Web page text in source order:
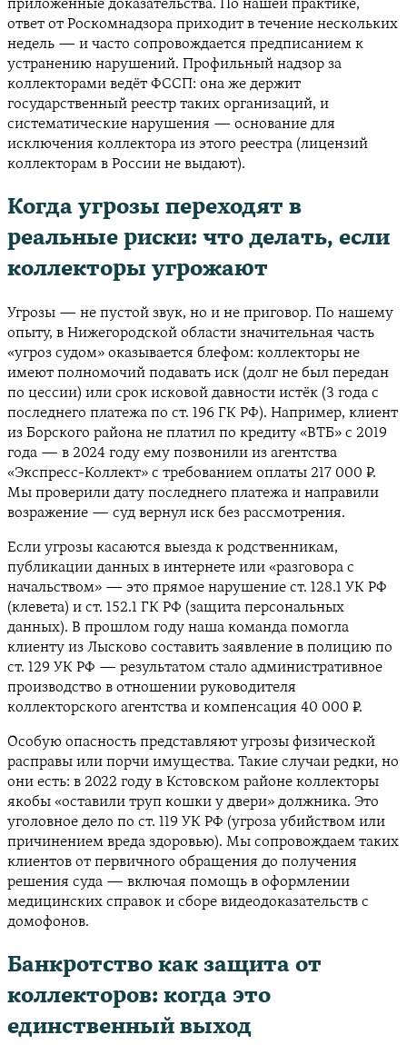
приложенные доказательства. По нашей практике,
ответ от Роскомнадзора приходит в течение нескольких
недель — и часто сопровождается предписанием к
устранению нарушений. Профильный надзор за
коллекторами ведёт ФССП: она же держит
государственный реестр таких организаций, и
систематические нарушения — основание для
исключения коллектора из этого реестра (лицензий
коллекторам в России не выдают).
Когда угрозы переходят в
реальные риски: что делать, если
коллекторы угрожают
Угрозы — не пустой звук, но и не приговор. По нашему
опыту, в Нижегородской области значительная часть
«угроз судом» оказывается блефом: коллекторы не
имеют полномочий подавать иск (долг не был передан
по цессии) или срок исковой давности истёк (3 года с
последнего платежа по ст. 196 ГК РФ). Например, клиент
из Борского района не платил по кредиту «ВТБ» с 2019
года — в 2024 году ему позвонили из агентства
«Экспресс-Коллект» с требованием оплаты 217 000 ₽.
Мы проверили дату последнего платежа и направили
возражение — суд вернул иск без рассмотрения.
Если угрозы касаются выезда к родственникам,
публикации данных в интернете или «разговора с
начальством» — это прямое нарушение ст. 128.1 УК РФ
(клевета) и ст. 152.1 ГК РФ (защита персональных
данных). В прошлом году наша команда помогла
клиенту из Лысково составить заявление в полицию по
ст. 129 УК РФ — результатом стало административное
производство в отношении руководителя
коллекторского агентства и компенсация 40 000 ₽.
Особую опасность представляют угрозы физической
расправы или порчи имущества. Такие случаи редки, но
они есть: в 2022 году в Кстовском районе коллекторы
якобы «оставили труп кошки у двери» должника. Это
уголовное дело по ст. 119 УК РФ (угроза убийством или
причинением вреда здоровью). Мы сопровождаем таких
клиентов от первичного обращения до получения
решения суда — включая помощь в оформлении
медицинских справок и сборе видеодоказательств с
домофонов.
Банкротство как защита от
коллекторов: когда это
единственный выход